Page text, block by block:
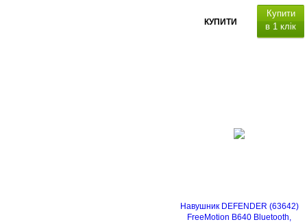
КУПИТИ
Купити
в 1 клік
Навушник DEFENDER (63642)
FreeMotion B640 Bluetooth,